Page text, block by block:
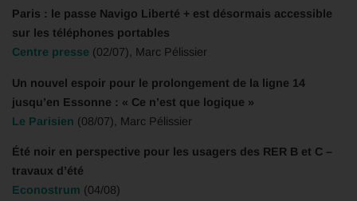
Paris : le passe Navigo Liberté + est désormais accessible
sur les téléphones portables
Centre presse (02/07), Marc Pélissier
Un nouvel espoir pour le prolongement de la ligne 14
jusqu’en Essonne : « Ce n’est que logique »
Le Parisien (08/07), Marc Pélissier
Été noir en perspective pour les usagers des RER B et C –
travaux d’été
Econostrum (04/08)